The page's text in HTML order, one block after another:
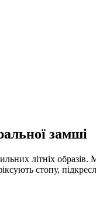
замші
літніх
стопу,